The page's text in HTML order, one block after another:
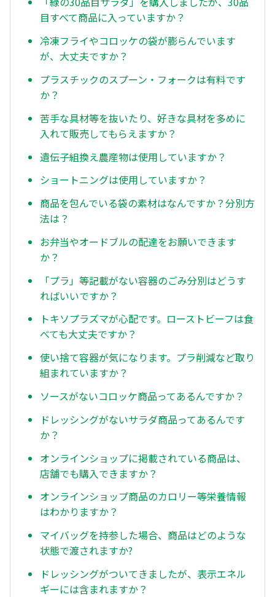
目すべて商品に入っていますか？
冷凍フライやコロッケの袋が膨らんでいます
が、大丈夫ですか？
プラスチックのスプーン・フォークは有料です
か？
苦手な具材等を抜いたり、好きな具材を多めに
入れて販売してもらえますか？
遺伝子組換え農産物は使用していますか？
ショートニングは使用していますか？
商品を包んでいる袋の素材はなんですか？分別方
法は？
お弁当やオードブルの配達をお願いできます
か？
「プラ」等記載がない容器のごみ分別はどうす
ればいいですか？
トキソプラズマが心配です。ローストビーフは食
べても大丈夫ですか？
使い捨て容器が気になります。プラ削減など取り
組まれていますか？
ソースがないコロッケ商品ってあるんですか？
ドレッシングがないサラダ商品ってあるんです
か？
オンラインショップに掲載されている商品は、
店舗でも購入できますか？
オンラインショップ商品のカロリー等栄養情報
はわかりますか？
マイバッグを持参した場合、商品はどのような
状態で渡されますか?
ドレッシングがついてきましたが、表示エネル
ギーには含まれますか？